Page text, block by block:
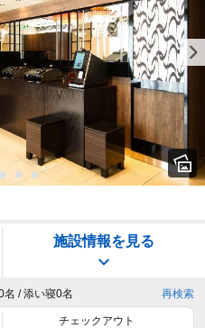
施設情報を見る
名 / 添い寝0名 再検索
チェックアウト